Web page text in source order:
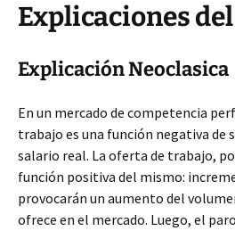
Explicaciones
Explicación Neoclasica
En un mercado de competencia
trabajo es una función negativa de
salario real. La oferta de trabajo,
función positiva del mismo:
provocarán un aumento del
ofrece en el mercado. Luego, el